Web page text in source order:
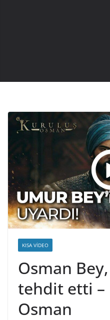
KISA VIDEO
Osman
tehdit etti –
Osman